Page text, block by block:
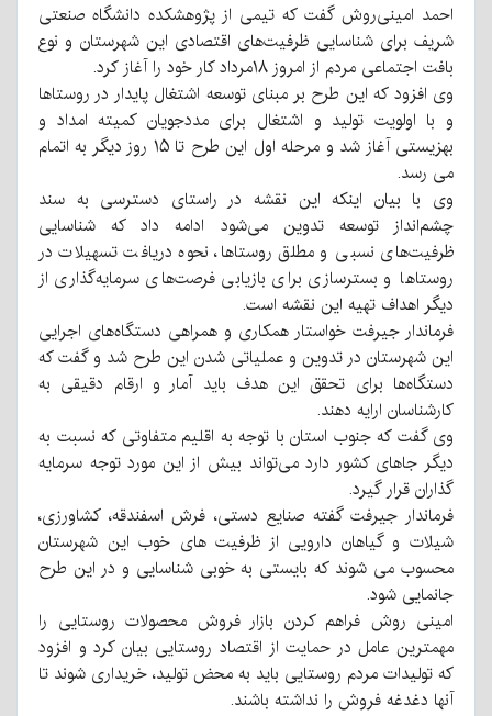
احمد امینی‌روش گفت که تیمی از پژوهشکده دانشگاه صنعتی
شریف برای شناسایی ظرفیت‌های اقتصادی این شهرستان و نوع
بافت اجتماعی مردم از امروز ۱۸مرداد کار خود را آغاز کرد.
وی افزود که این طرح بر مبنای توسعه اشتغال پایدار در روستاها
و با اولویت تولید و اشتغال برای مددجویان کمیته امداد و
بهزیستی آغاز شد و مرحله اول این طرح تا ۱۵ روز دیگر به اتمام
می رسد.
وی با بیان اینکه این نقشه در راستای دسترسی به سند
چشم‌انداز توسعه تدوین می‌شود ادامه داد که شناسایی
ظرفیت‌های نسبی و مطلق روستاها، نحوه دریافت تسهیلات در
روستاها و بسترسازی برای بازیابی فرصت‌های سرمایه‌گذاری از
دیگر اهداف تهیه این نقشه است.
فرماندار جیرفت خواستار همکاری و همراهی دستگاه‌های اجرایی
این شهرستان در تدوین و عملیاتی شدن این طرح شد و گفت که
دستگاه‌ها برای تحقق این هدف باید آمار و ارقام دقیقی به
کارشناسان ارایه دهند.
وی گفت که جنوب استان با توجه به اقلیم متفاوتی که نسبت به
دیگر جاهای کشور دارد می‌تواند بیش از این مورد توجه سرمایه
گذاران قرار گیرد.
فرماندار جیرفت گفته صنایع دستی، فرش اسفندقه، کشاورزی،
شیلات و گیاهان دارویی از ظرفیت های خوب این شهرستان
محسوب می شوند که بایستی به خوبی شناسایی و در این طرح
جانمایی شود.
امینی روش فراهم کردن بازار فروش محصولات روستایی را
مهمترین عامل در حمایت از اقتصاد روستایی بیان کرد و افزود
که تولیدات مردم روستایی باید به محض تولید، خریداری شوند تا
آنها دغدغه فروش را نداشته باشند.